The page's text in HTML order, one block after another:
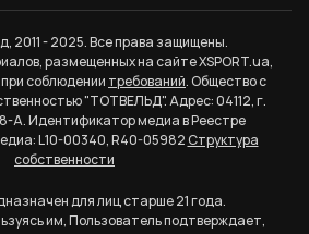
2011 - 2025. Все права защищены.
размещенных на сайте XSPORT.ua,
соблюдении требований. Общество с
"ТОТВЕЛЬД". Адрес: 04112, г.
8-А. Идентификатор медиа в Реестре
L10-00340, R40-05982Структура
собственности
для лиц старше 21 года.
им, Пользователь подтверждает,